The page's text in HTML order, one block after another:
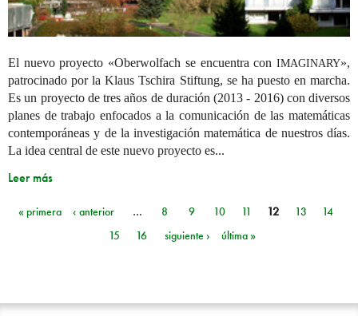
El nuevo proyecto «Oberwolfach se encuentra con IMAGINARY»,
patrocinado por la Klaus Tschira Stiftung, se ha puesto en marcha.
Es un proyecto de tres años de duración (2013 - 2016) con diversos
planes de trabajo enfocados a la comunicación de las matemáticas
contemporáneas y de la investigación matemática de nuestros días.
La idea central de este nuevo proyecto es...
Leer más
Páginas
« primera ‹ anterior … 8 9 10 11 12 13
14
15
16 siguiente › última »